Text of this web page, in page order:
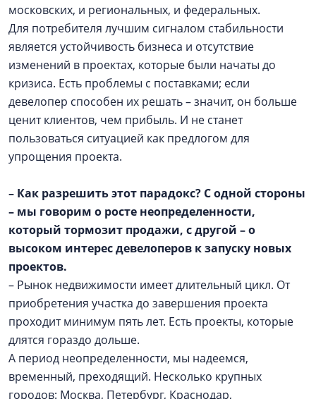
московских, и региональных, и федеральных.
Для потребителя лучшим сигналом стабильности
является устойчивость бизнеса и отсутствие
изменений в проектах, которые были начаты до
кризиса. Есть проблемы с поставками; если
девелопер способен их решать – значит, он больше
ценит клиентов, чем прибыль. И не станет
пользоваться ситуацией как предлогом для
упрощения проекта.
– Как разрешить этот парадокс? С одной стороны
– мы говорим о росте неопределенности,
который тормозит продажи, с другой – о
высоком интерес девелоперов к запуску новых
проектов.
– Рынок недвижимости имеет длительный цикл. От
приобретения участка до завершения проекта
проходит минимум пять лет. Есть проекты, которые
длятся гораздо дольше.
А период неопределенности, мы надеемся,
временный, преходящий. Несколько крупных
городов: Москва, Петербург, Краснодар,